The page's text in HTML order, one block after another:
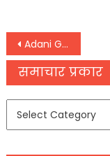
Post
navigation
Adani Group पर अमेरिका में लगे धोखाधड़ी के आरोप, शेयरों में भारी गिरावट
समाचार प्रकार